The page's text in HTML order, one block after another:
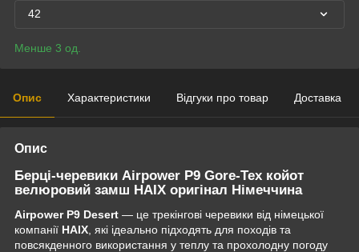
42
Менше 3 од.
Опис Характеристики Відгуки про товар Доставка
Опис
Берці-черевики Airpower P9 Gore-Tex койот
велюровий замш HAIX оригінал Німеччина
Airpower P9 Desert — це трекінгові черевики від німецької
компанії HAIX , які ідеально підходять для походів та
повсякденного використання у теплу та прохолодну погоду